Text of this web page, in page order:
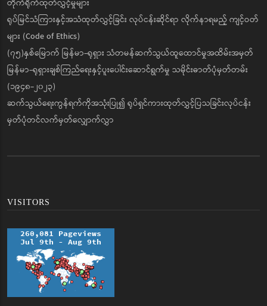
တိုက်ရိုက်ထုတ်လွှင့်မှုများ
ရုပ်မြင်သံကြားနှင့်အသံထုတ်လွှင့်ခြင်း လုပ်ငန်းဆိုင်ရာ လိုက်နာရမည့် ကျင့်ဝတ်
များ (Code of Ethics)
(၇၅)နှစ်မြောက် မြန်မာ-ရုရှား သံတမန်ဆက်သွယ်ထူထောင်မှုအထိမ်းအမှတ်
မြန်မာ-ရုရှားချစ်ကြည်ရေးနှင့်ပူးပေါင်းဆောင်ရွက်မှု သမိုင်းဓာတ်ပုံမှတ်တမ်း
(၁၉၄၈-၂၀၂၃)
ဆက်သွယ်ရေးကွန်ရက်ကိုအသုံးပြု၍ ရုပ်ရှင်ကားထုတ်လွှင့်ပြသခြင်းလုပ်ငန်း
မှတ်ပုံတင်လက်မှတ်လျှောက်လွှာ
VISITORS